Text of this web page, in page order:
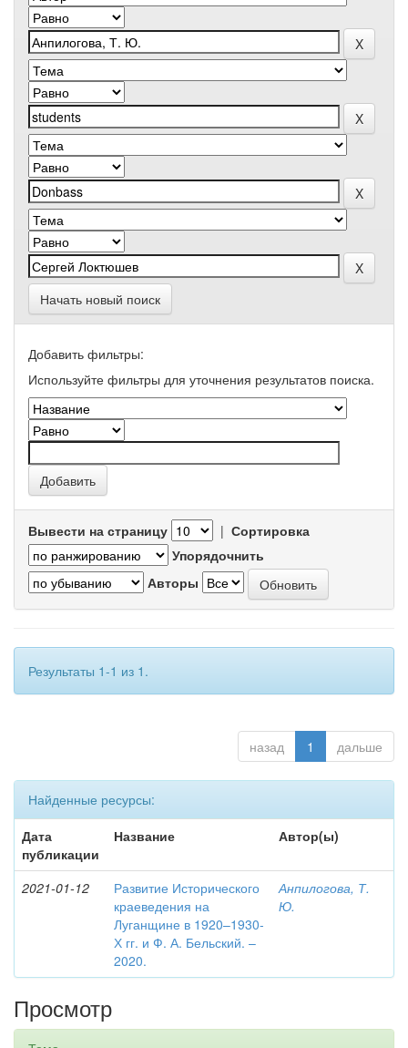
Начать новый поиск
Добавить фильтры:
Используйте фильтры для уточнения результатов поиска.
Вывести на страницу | Сортировка
Упорядочнить
Авторы
Результаты 1-1 из 1.
назад 1 дальше
Найденные ресурсы:
Дата
публикации
Название Автор(ы)
2021-01-12
Развитие Исторического
краеведения на
Луганщине в 1920–1930-
Х гг. и Ф. А. Бельский. –
2020.
Анпилогова, Т.
Ю.
Просмотр